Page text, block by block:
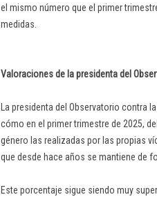
el mismo número que el primer
medidas.
Valoraciones de la presidenta del
La presidenta del Observatorio contra
cómo en el primer trimestre de 2025,
género las realizadas por las propias
que desde hace años se mantiene de
Este porcentaje sigue siendo muy